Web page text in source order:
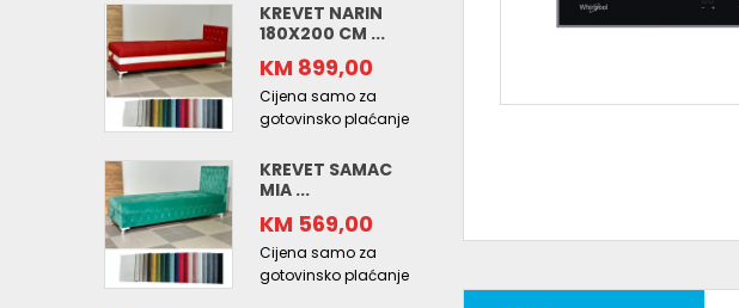
KREVET NARIN
180X200 CM ...
KM 899,00
Cijena samo za
gotovinsko plaćanje
KREVET SAMAC
MIA ...
KM 569,00
Cijena samo za
gotovinsko plaćanje